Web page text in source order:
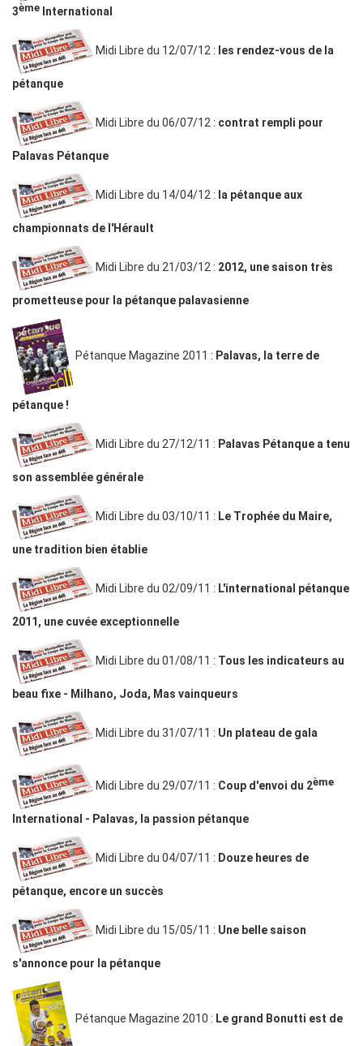
3ème International
Midi Libre du 12/07/12 : les rendez-vous de la
pétanque
Midi Libre du 06/07/12 : contrat rempli pour
Palavas Pétanque
Midi Libre du 14/04/12 : la pétanque aux
championnats de l'Hérault
Midi Libre du 21/03/12 : 2012, une saison très
prometteuse pour la pétanque palavasienne
Pétanque Magazine 2011 : Palavas, la terre de
pétanque !
Midi Libre du 27/12/11 : Palavas Pétanque a tenu
son assemblée générale
Midi Libre du 03/10/11 : Le Trophée du Maire,
une tradition bien établie
Midi Libre du 02/09/11 : L'international pétanque
2011, une cuvée exceptionnelle
Midi Libre du 01/08/11 : Tous les indicateurs au
beau fixe - Milhano, Joda, Mas vainqueurs
Midi Libre du 31/07/11 : Un plateau de gala
Midi Libre du 29/07/11 : Coup d'envoi du 2ème
International - Palavas, la passion pétanque
Midi Libre du 04/07/11 : Douze heures de
pétanque, encore un succès
Midi Libre du 15/05/11 : Une belle saison
s'annonce pour la pétanque
Pétanque Magazine 2010 : Le grand Bonutti est de